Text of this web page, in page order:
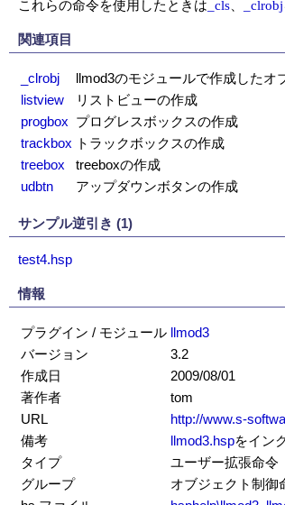
これらの命令を使用したときは _cls _clrobj
関連項目
_clrobj llmod3のモジュールで作成したオ
listview
リストビューの作成
progbox プログレスボックスの作成
trackbox トラックボックスの作成
treebox
treeboxの作成
udbtn
アップダウンボタンの作成
サンプル逆引き (1)
test4.hsp
情報
プラグイン / モジュール llmod3
バージョン
3.2
作成日
2009/08/01
著作者
tom
URL
http://www.s-
備考
llmod3.hspをイン
タイプ
ユーザー拡張命令
グループ
オブジェクト制御